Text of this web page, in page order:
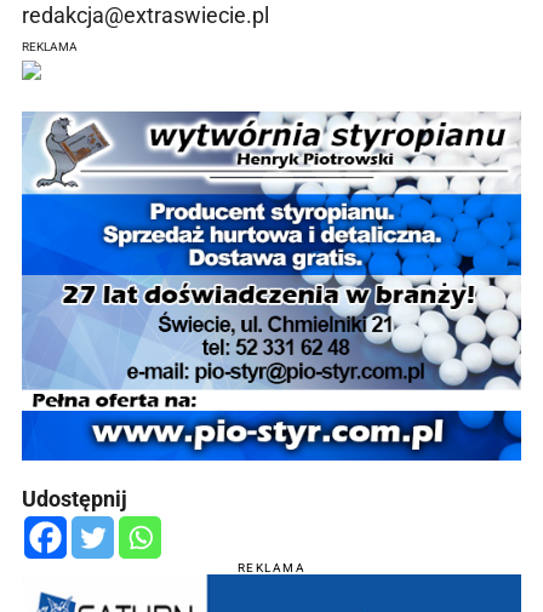
redakcja@extraswiecie.pl
REKLAMA
Udostępnij
REKLAMA